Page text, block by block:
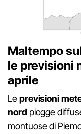
Maltempo
le previsioni
aprile
Leprevisioni
nord piogge
montuose di